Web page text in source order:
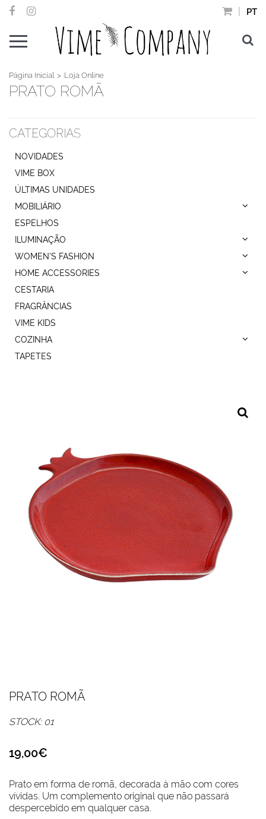
PT
Página Inicial Loja Online
PRATO ROMÃ
CATEGORIAS
NOVIDADES
VIME BOX
ÚLTIMAS UNIDADES
MOBILIÁRIO
ESPELHOS
ILUMINAÇÃO
WOMEN'S FASHION
HOME ACCESSORIES
CESTARIA
FRAGRÂNCIAS
VIME KIDS
COZINHA
TAPETES
PRATO ROMÃ
STOCK: 01
19,00€
Prato em forma de romã, decorada à mão com cores
vívidas. Um complemento original que não passará
despercebido em qualquer casa.